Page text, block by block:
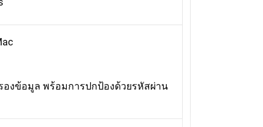
งข้อมูล พร้อมการปกป้องด้วยรหัสผ่าน